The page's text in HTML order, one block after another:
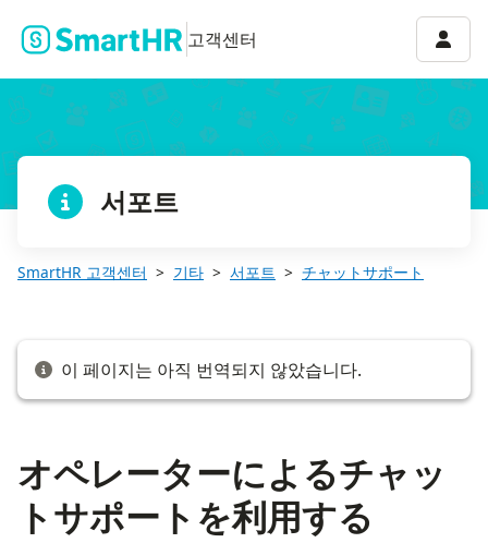
고객센터 계정
서포트
SmartHR 고객센터 기타 서포트 チャットサポート
이 페이지는 아직 번역되지 않았습니다.
オペレーターによるチャッ
トサポートを利用する